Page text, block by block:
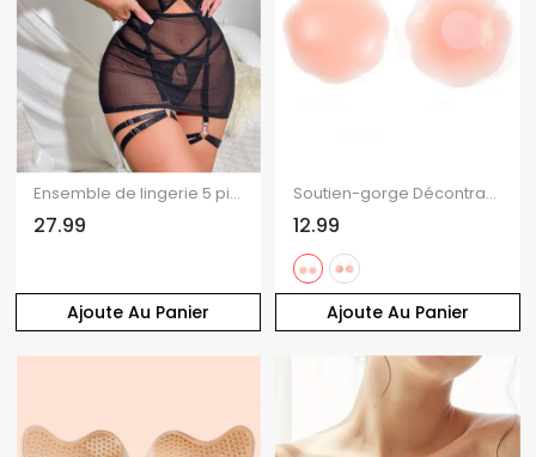
Ajoute Au Panier
Ensemble de lingerie 5 pièces, couleur unie, maille transparente, ras du cou, anneau en O, découpes, string en T
27.99
Ajoute Au Panier
Soutien-gorge Décontracté Panenau en Silicone en Forme de Fleur Pression
12.99